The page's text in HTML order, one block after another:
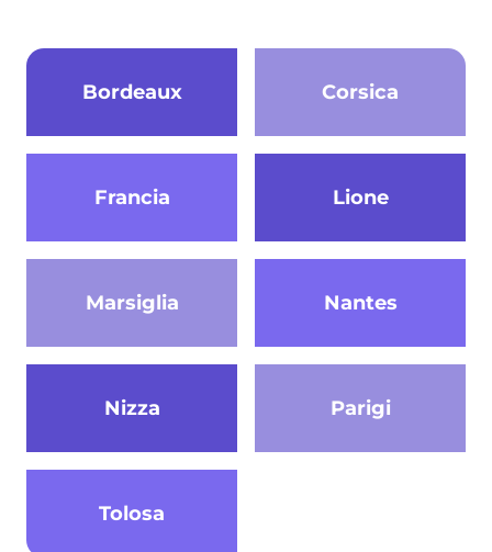
Bordeaux Corsica
Francia Lione
Marsiglia Nantes
Nizza Parigi
Tolosa